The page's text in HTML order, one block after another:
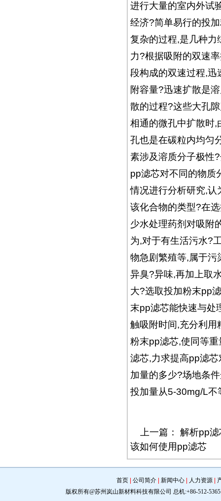
进行大量的室内外试
经济?简单易行的投
复杂的过程,是几种力
力?根据吸附的双速
段构成的双速过程,
附容量?迅速扩散是
散的过程?这些大孔
相通的微孔中扩散时,
孔也是在碳粒内均匀
素涉及溶质分子极性
pp滤芯对不同的物质
情况进行分析研究,
该化合物的类型?在
少水处理药剂对吸附
为,对于有生活污水?
物急剧繁殖等,属于污
异臭?异味,再加上取
大?选取投加粉末pp
末pp滤芯能快速与处
触吸附时间,充分利
粉末pp滤芯,使同等
滤芯,力求提高pp滤
加量的多少?场地条
投加量从5-30mg/L
上一篇： 解析pp
该如何使用pp滤芯
首页| 公司简介| 新闻中心| 人力资源|
版权所有@苏州岚山新材料科技有限公司 总机:+86-512-5365